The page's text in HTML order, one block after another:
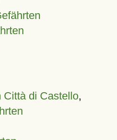
Città di Castello,